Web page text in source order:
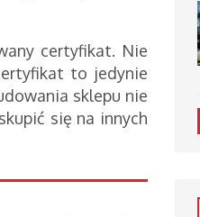
certyfikat. Nie
to jedynie
sklepu nie
się na innych